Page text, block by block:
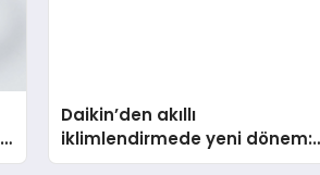
Daikin’den akıllı
iklimlendirmede yeni dönem:
Madoka Plus Türkiye’de